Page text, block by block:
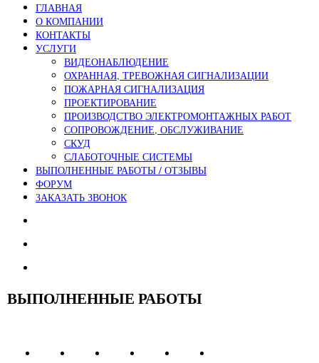
ГЛАВНАЯ
О КОМПАНИИ
КОНТАКТЫ
УСЛУГИ
ВИДЕОНАБЛЮДЕНИЕ
ОХРАННАЯ, ТРЕВОЖНАЯ СИГНАЛИЗАЦИИ
ПОЖАРНАЯ СИГНАЛИЗАЦИЯ
ПРОЕКТИРОВАНИЕ
ПРОИЗВОДСТВО ЭЛЕКТРОМОНТАЖНЫХ РАБОТ
СОПРОВОЖДЕНИЕ, ОБСЛУЖИВАНИЕ
СКУД
СЛАБОТОЧНЫЕ СИСТЕМЫ
ВЫПОЛНЕННЫЕ РАБОТЫ / ОТЗЫВЫ
ФОРУМ
ЗАКАЗАТЬ ЗВОНОК
ВЫПОЛНЕННЫЕ РАБОТЫ